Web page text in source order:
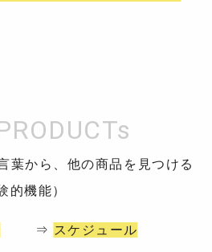
葉から、他の商品を見つける
的機能）
⇒ スケジュール